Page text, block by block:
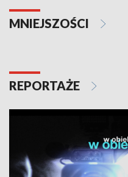
MNIEJSZOŚCI
REPORTAŻE